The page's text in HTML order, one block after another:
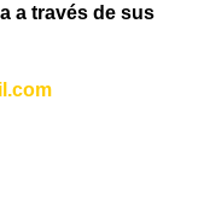
a través de sus